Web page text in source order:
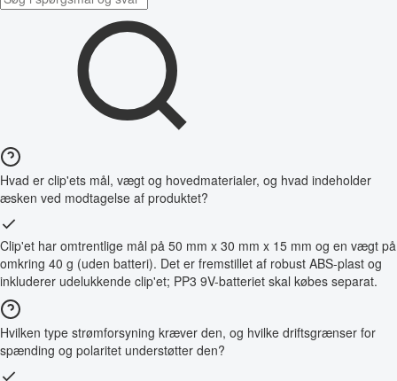
Hvad er clip'ets mål, vægt og hovedmaterialer, og hvad indeholder
æsken ved modtagelse af produktet?
Clip'et har omtrentlige mål på 50 mm x 30 mm x 15 mm og en vægt på
omkring 40 g (uden batteri). Det er fremstillet af robust ABS-plast og
inkluderer udelukkende clip'et; PP3 9V-batteriet skal købes separat.
Hvilken type strømforsyning kræver den, og hvilke driftsgrænser for
spænding og polaritet understøtter den?